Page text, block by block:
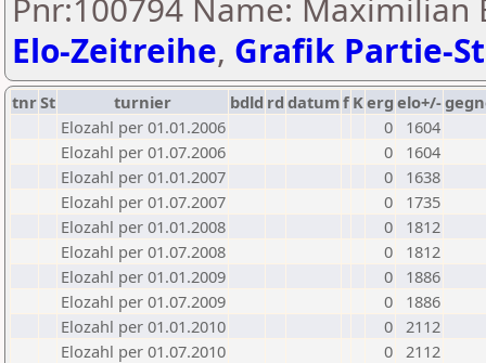
Pnr:100794 Name: Maximilian
Elo-Zeitreihe, Grafik Partie-
tnrSt turnier bdld rd datumf Kerg elo+/-
Elozahl per 01.01.2006
0
1604
Elozahl per 01.07.2006
0
1604
Elozahl per 01.01.2007
0
1638
Elozahl per 01.07.2007
0
1735
Elozahl per 01.01.2008
0
1812
Elozahl per 01.07.2008
0
1812
Elozahl per 01.01.2009
0
1886
Elozahl per 01.07.2009
0
1886
Elozahl per 01.01.2010
0 2112
Elozahl per 01.07.2010
0 2112